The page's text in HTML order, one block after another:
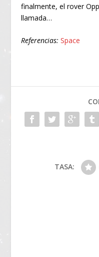
finalmente, el rover
llamada…
Referencias: Space
TASA: